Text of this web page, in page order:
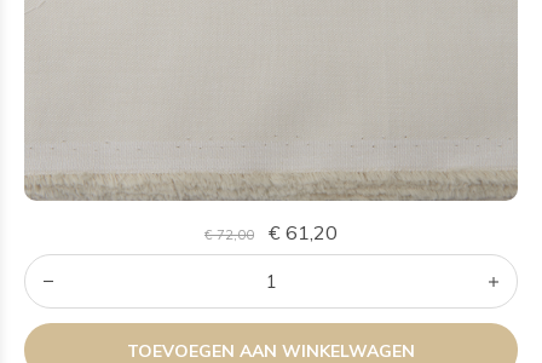
€ 72,00 € 61,20
TOEVOEGEN AAN WINKELWAGEN